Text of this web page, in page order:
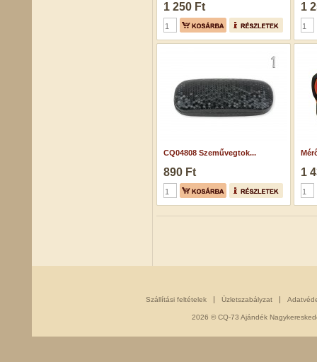
1 250 Ft 1
CQ04808 Szeművegtok...
890 Ft 1
Szállítási feltételek Üzletszabályzat
2026 © CQ-73 Ajándék